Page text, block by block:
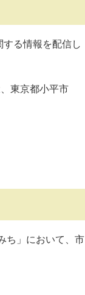
る情報を配信し
東京都小平市
ち」において、市